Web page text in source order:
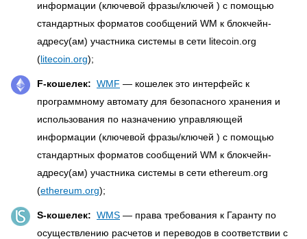
информации (ключевой фразы/ключей ) с помощью
стандартных форматов сообщений WM к блокчейн-
адресу(ам) участника системы в сети litecoin.org
( litecoin.org);
F-кошелек: WMF — кошелек это интерфейс к
программному автомату для безопасного хранения и
использования по назначению управляющей
информации (ключевой фразы/ключей ) с помощью
стандартных форматов сообщений WM к блокчейн-
адресу(ам) участника системы в сети ethereum.org
(ethereum.org);
S-кошелек: WMS — права требования к Гаранту по
осуществлению расчетов и переводов в соответствии с